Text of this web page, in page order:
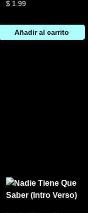
$ 1.99
Añadir al carrito